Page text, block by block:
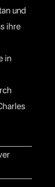
und
ihre
in